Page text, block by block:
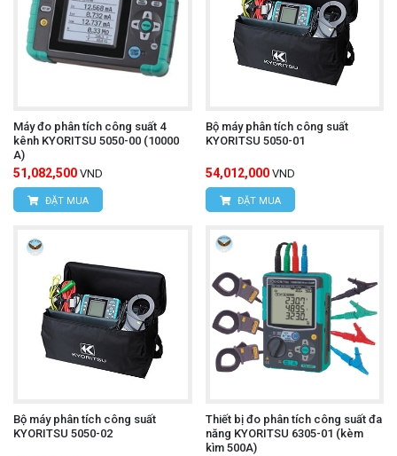
Máy đo phân tích công suất 4
kênh KYORITSU 5050-00 (10000
A)
51,082,500 VND
ĐẶT MUA
Bộ máy phân tích công suất
KYORITSU 5050-01
54,012,000 VND
ĐẶT MUA
Bộ máy phân tích công suất
KYORITSU 5050-02
Thiết bị đo phân tích công suất đa
năng KYORITSU 6305-01 (kèm
kìm 500A)